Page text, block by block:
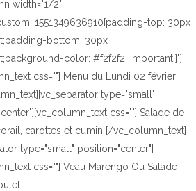
width="1/2"
top: 30px
bottom: 30px
color: #f2f2f2 !important;}"]
css=""] Menu du Lundi 02 février
type="small"
css=""] Salade de
carottes et cumin [/vc_column_text]
type="small" position="center"]
css=""] Veau Marengo Ou Salade